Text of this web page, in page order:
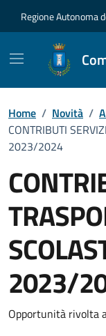
Regione Autonoma
Home / Novità /
CONTRIBUTI
2023/2024
2023/
Dettagli
Opportunità rivolta